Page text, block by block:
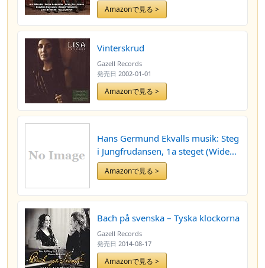
Amazonで見る >
Vinterskrud
Gazell Records
発売日 2002-01-01
Amazonで見る >
Hans Germund Ekvalls musik: Steg
i Jungfrudansen, 1a steget (Wide
Awake Before I Woke Up) [Explicit]
Amazonで見る >
Bach på svenska – Tyska klockorna
Gazell Records
発売日 2014-08-17
Amazonで見る >